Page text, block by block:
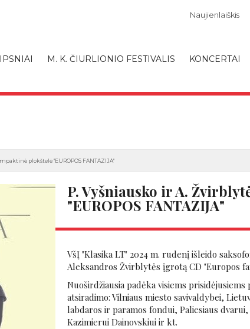
M. K. ČIURLIONIO FESTIVALIS KONCERTAI
Naujienlaiškis
plokštelė "EUROPOS FANTAZIJA"
P. Vyšniausko ir A.
"EUROPOS FANTAZIJA"
VšĮ "Klasika LT" 2024 m. rudenį išleido
Aleksandros Žvirblytės įgrotą CD "Europos
Nuoširdžiausia padėka visiems
atsiradimo: Vilniaus miesto savivaldybei,
labdaros ir paramos fondui, Paliesiaus
Kazimierui Dainovskiui ir kt.